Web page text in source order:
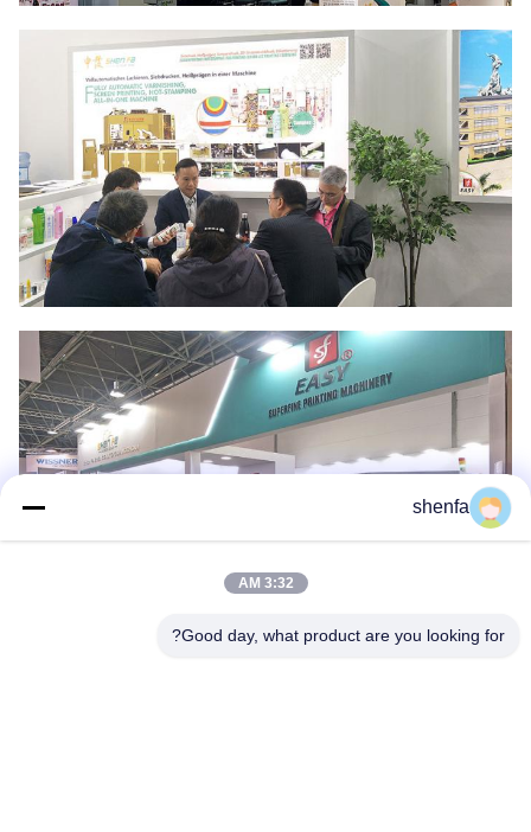
shenfa
3:32 AM
Good day, what product are you looking for?